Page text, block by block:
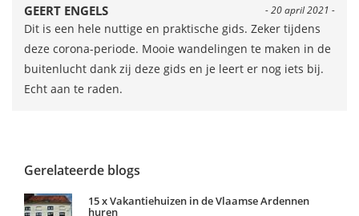
- 20 april 2021 -
GEERT ENGELS
Dit is een hele nuttige en praktische gids. Zeker tijdens
deze corona-periode. Mooie wandelingen te maken in de
buitenlucht dank zij deze gids en je leert er nog iets bij.
Echt aan te raden.
Gerelateerde blogs
15 x Vakantiehuizen in de Vlaamse Ardennen
huren